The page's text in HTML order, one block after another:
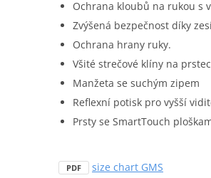
Ochrana kloubů na rukou s
Zvýšená bezpečnost díky
Ochrana hrany ruky.
Všité strečové klíny na
Manžeta se suchým zipem
Reflexní potisk pro vyšší
Prsty se SmartTouch
PDF size chart GMS